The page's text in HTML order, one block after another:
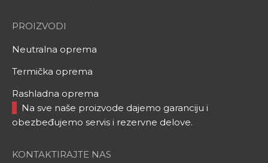
PROIZVODI
Neutralna oprema
Termička oprema
Rashladna oprema
Na sve naše proizvode dajemo garanciju i
obezbeđujemo servis i rezervne delove.
KONTAKTIRAJTE NAS